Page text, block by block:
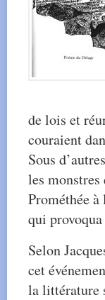
de lois et
couraient
Sous
les
Prométhée
qui
Selon
cet
la littérature